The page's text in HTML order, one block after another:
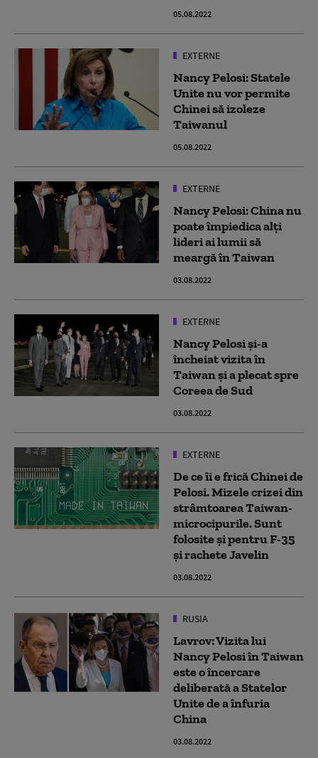
05.08.2022
EXTERNE
Nancy Pelosi: Statele
Unite nu vor permite
Chinei să izoleze
Taiwanul
05.08.2022
EXTERNE
Nancy Pelosi: China nu
poate împiedica alți
lideri ai lumii să
meargă în Taiwan
03.08.2022
EXTERNE
Nancy Pelosi și-a
încheiat vizita în
Taiwan și a plecat spre
Coreea de Sud
03.08.2022
EXTERNE
De ce îi e frică Chinei de
Pelosi. Mizele crizei din
strâmtoarea Taiwan-
microcipurile. Sunt
folosite și pentru F-35
și rachete Javelin
03.08.2022
RUSIA
Lavrov: Vizita lui
Nancy Pelosi în Taiwan
este o încercare
deliberată a Statelor
Unite de a înfuria
China
03.08.2022